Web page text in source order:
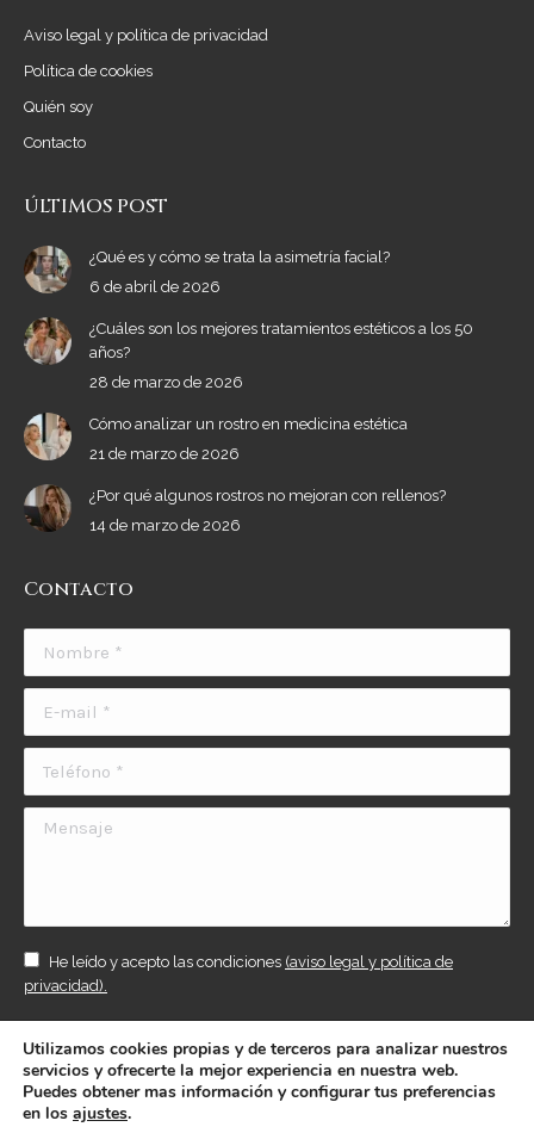
Aviso legal y política de privacidad
Política de cookies
Quién soy
Contacto
ÚLTIMOS POST
¿Qué es y cómo se trata la asimetría facial?
6 de abril de 2026
¿Cuáles son los mejores tratamientos estéticos a los 50
años?
28 de marzo de 2026
Cómo analizar un rostro en medicina estética
21 de marzo de 2026
¿Por qué algunos rostros no mejoran con rellenos?
14 de marzo de 2026
Contacto
Mensaje
He leído y acepto las condiciones (aviso legal y política de
privacidad).
ENVIAR
Utilizamos cookies propias y de terceros para analizar nuestros
servicios y ofrecerte la mejor experiencia en nuestra web.
Puedes obtener mas información y configurar tus preferencias
en los ajustes.